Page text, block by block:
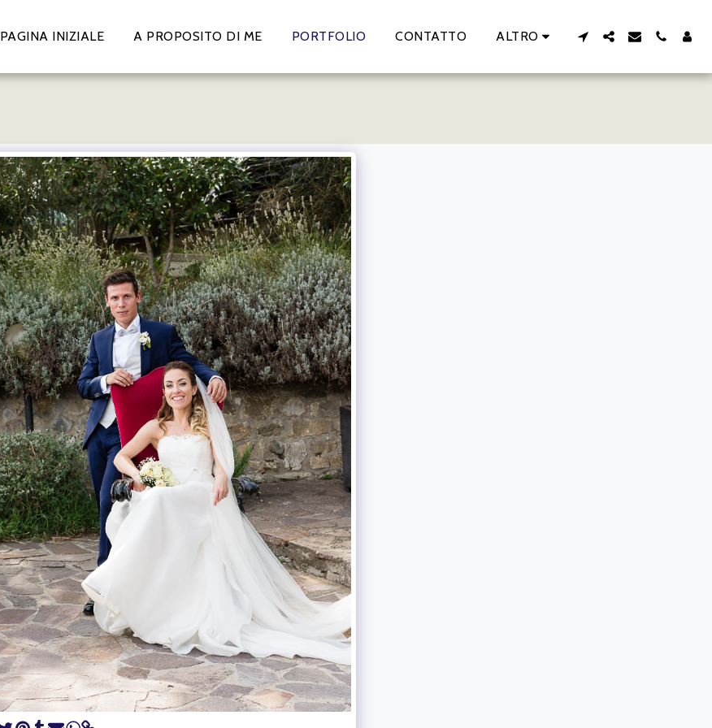
PAGINA INIZIALE A PROPOSITO DI ME PORTFOLIO CONTATTO ALTRO